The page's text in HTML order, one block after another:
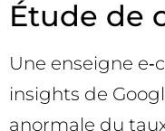
Étude de
Une enseigne
insights de
anormale du